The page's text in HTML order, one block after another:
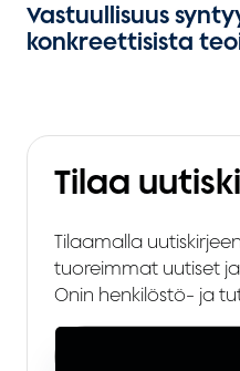
Vastuullisuus
konkreettisista
Tilaa
Tilaamalla
tuoreimmat uutiset
Onin henkilöstö- ja
Sähköposti